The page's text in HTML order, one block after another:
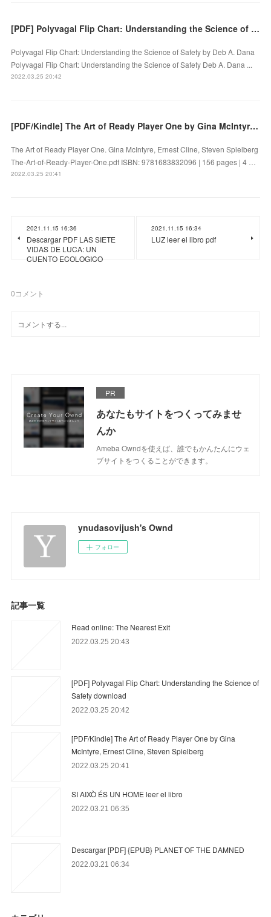
[PDF] Polyvagal Flip Chart: Understanding the Science of Safety download
Polyvagal Flip Chart: Understanding the Science of Safety by Deb A. Dana
Polyvagal Flip Chart: Understanding the Science of Safety Deb A. Dana ...
2022.03.25 20:42
[PDF/Kindle] The Art of Ready Player One by Gina McIntyre, Ernest Cline, Steven Spielberg
The Art of Ready Player One. Gina McIntyre, Ernest Cline, Steven Spielberg
The-Art-of-Ready-Player-One.pdf ISBN: 9781683832096 | 156 pages | 4 …
2022.03.25 20:41
2021.11.15 16:36
Descargar PDF LAS SIETE
VIDAS DE LUCA: UN
CUENTO ECOLOGICO
2021.11.15 16:34
LUZ leer el libro pdf
0コメント
PR
あなたもサイトをつくってみませ
んか
Ameba Owndを使えば、誰でもかんたんにウェ
ブサイトをつくることができます。
ynudasovijush's Ownd
フォロー
記事一覧
Read online: The Nearest Exit
2022.03.25 20:43
[PDF] Polyvagal Flip Chart: Understanding the Science of
Safety download
2022.03.25 20:42
[PDF/Kindle] The Art of Ready Player One by Gina
McIntyre, Ernest Cline, Steven Spielberg
2022.03.25 20:41
SI AIXÒ ÉS UN HOME leer el libro
2022.03.21 06:35
Descargar [PDF] {EPUB} PLANET OF THE DAMNED
2022.03.21 06:34